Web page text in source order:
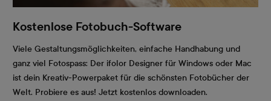
Kostenlose Fotobuch-Software
Viele Gestaltungsmöglichkeiten, einfache Handhabung und
ganz viel Fotospass: Der ifolor Designer für Windows oder Mac
ist dein Kreativ-Powerpaket für die schönsten Fotobücher der
Welt. Probiere es aus! Jetzt kostenlos downloaden.